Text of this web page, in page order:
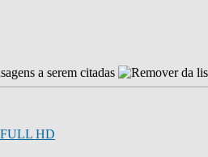
FULL HD